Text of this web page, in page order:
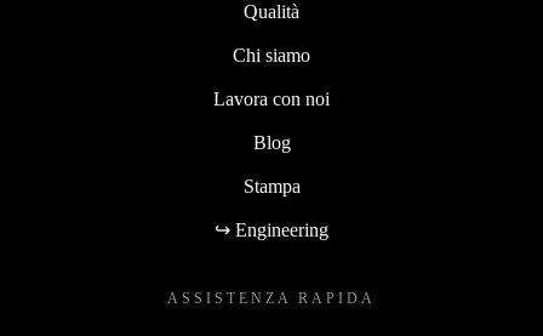
Qualità
Chi siamo
Lavora con noi
Blog
Stampa
↪ Engineering
ASSISTENZA RAPIDA